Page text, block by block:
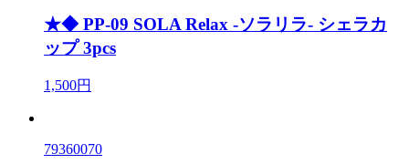
★◆ PP-09 SOLA Relax -ソラリラ- シェラカ
ップ 3pcs
1,500円
79360070